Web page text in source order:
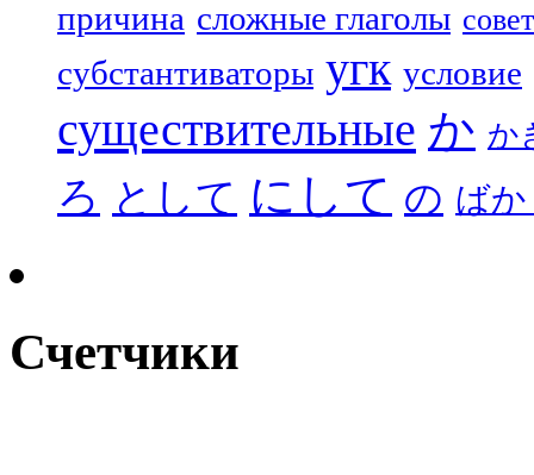
причина сложные глаголы совет
субстантиваторы угк условие
существительные か か
ろ として にして の ば
Счетчики